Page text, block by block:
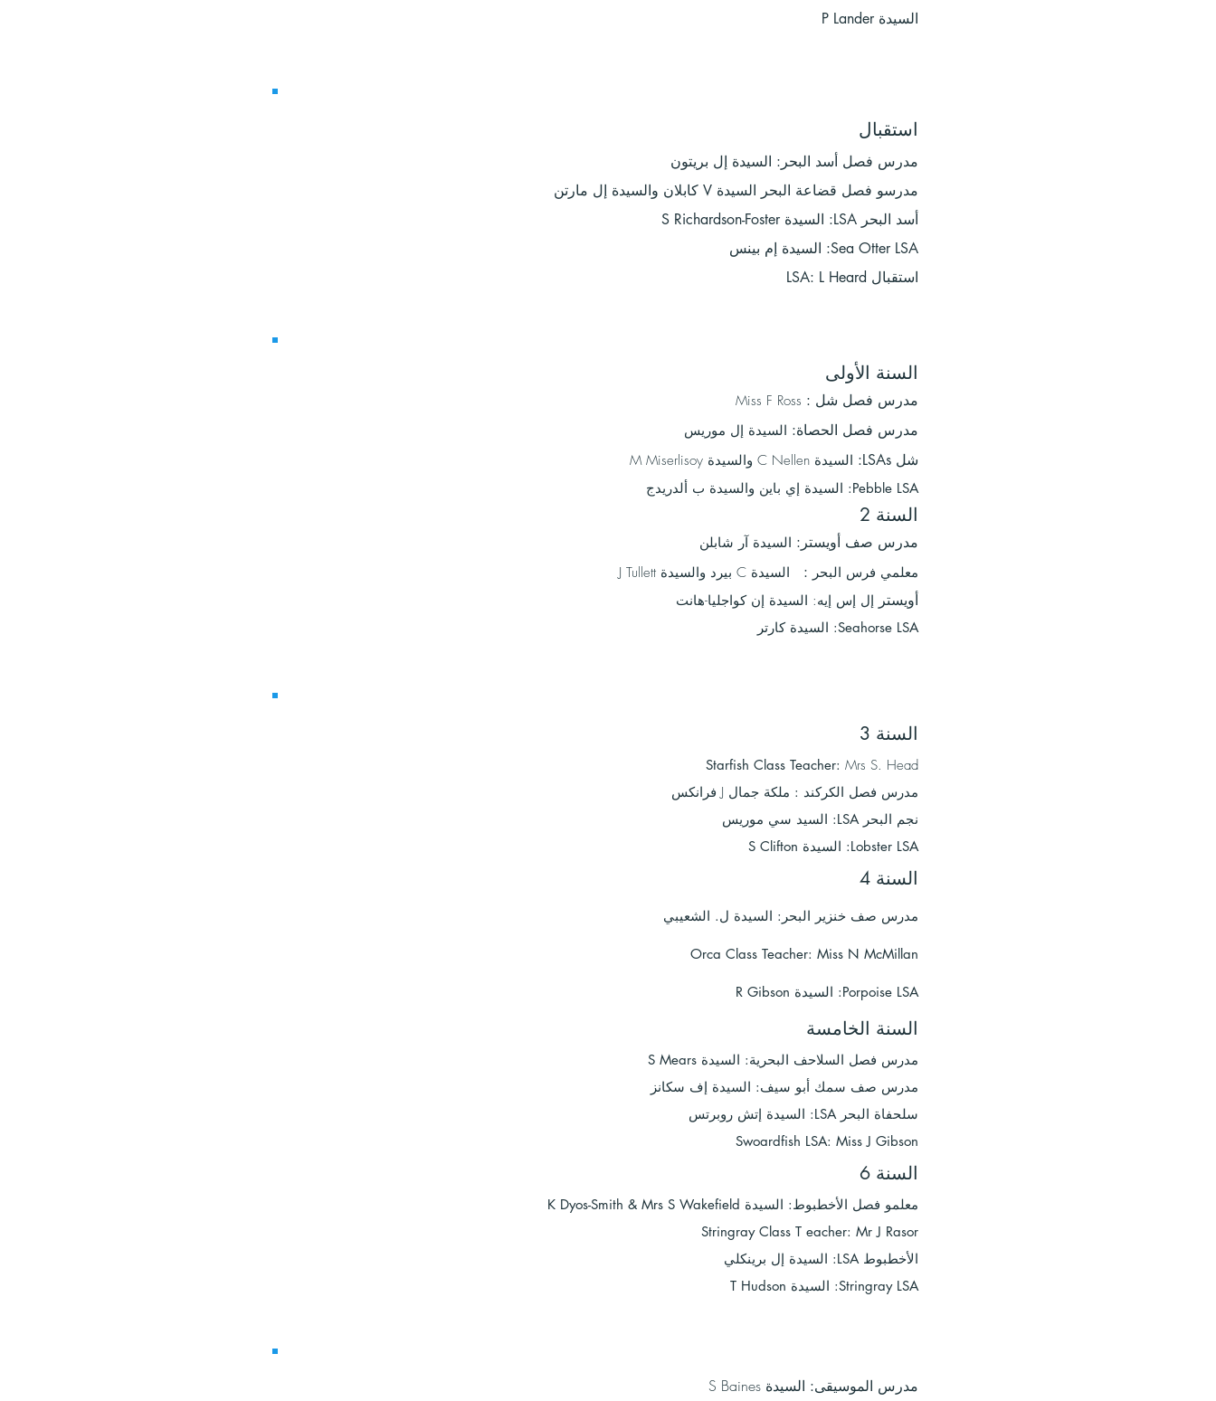
السيدة P Lander
استقبال
مدرس فصل أسد البحر: السيدة إل بريتون
مدرسو فصل قضاعة البحر السيدة V كابلان والسيدة إل مارتن
أسد البحر LSA: السيدة S Richardson-Foster
Sea Otter LSA: السيدة إم بينس
استقبال LSA: L Heard
السنة الأولى
مدرس فصل شل :
Miss F Ross
مدرس فصل الحصاة: السيدة إل موريس
شل LSAs: السيدة C Nellen والسيدة M Miserlisoy
Pebble LSA: السيدة إي باين والسيدة ب ألدريدج
السنة 2
مدرس صف أويستر: السيدة آر شابلن
معلمي فرس البحر : السيدة C بيرد والسيدة J Tullett
أويستر إل إس إيه: السيدة إن كواجليا-هانت
Seahorse LSA: السيدة كارتر
السنة 3
Starfish Class Teacher: Mrs S. Head
مدرس فصل الكركند : ملكة جمال J فرانكس
نجم البحر LSA: السيد سي موريس
Lobster LSA: السيدة S Clifton
السنة 4
مدرس صف خنزير البحر: السيدة ل. الشعيبي
Orca Class Teacher: Miss N McMillan
Porpoise LSA: السيدة R Gibson
السنة الخامسة
مدرس فصل السلاحف البحرية: السيدة S Mears
مدرس صف سمك أبو سيف: السيدة إف سكانز
سلحفاة البحر LSA: السيدة إتش روبرتس
Swoardfish LSA: Miss J Gibson
السنة 6
معلمو فصل الأخطبوط: السيدة K Dyos-Smith & Mrs S Wakefield
Stringray Class T eacher: Mr J Rasor
الأخطبوط LSA: السيدة إل برينكلي
Stringray LSA: السيدة T Hudson
مدرس الموسيقى: السيدة S Baines